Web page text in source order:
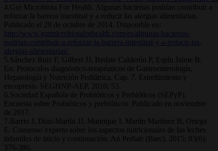
4.Gut Microbiota For Health. Algunas bacterias podrían contribuir a
reforzar la barrera intestinal y a reducir las alergias alimentarias.
Publicado el 29 de octubre de 2014. Disponible en:
http://www.gutmicrobiotaforhealth.com/es/algunas-bacterias-
podrian-contribuir-a-reforzar-la-barrera-intestinal-y-a-reducir-las-
alergias-alimentarias/
5.Sánchez Ruiz F, Gilbert JJ, Bedate Calderón P, Espín Jaime B.
En: Protocolos diagnóstico-terapéuticos de Gastroenterología,
Hepatología y Nutrición Pediátrica. Cap. 7. Estreñimiento y
encopresis. SEGHNP-AEP, 2010; 53.
6.Sociedad Española de Probióticos y Prebióticos (SEPyP).
Encuesta sobre Probióticos y prebióticos. Publicado en noviembre
de 2017.
7.Barrio J, Díaz-Martín JJ, Manrique I, Martín Martínez B, Ortega
E. Consenso experto sobre los aspectos nutricionales de las leches
infantiles de inicio y continuación. An Pediatr (Barc). 2015; 83(6):
376-386.